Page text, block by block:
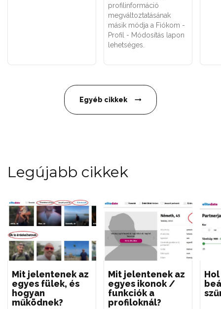
profilinformáció
megváltoztatásának
másik módja a Fiókom -
Profil - Módosítás lapon
lehetséges.
Egyéb cikkek
Legújabb cikkek
Mit jelentenek az
egyes fülek, és
hogyan
működnek?
Mit jelentenek az
egyes ikonok /
funkciók a
profiloknál?